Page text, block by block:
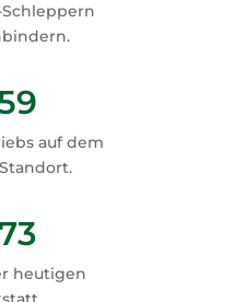
auf dem
heutigen